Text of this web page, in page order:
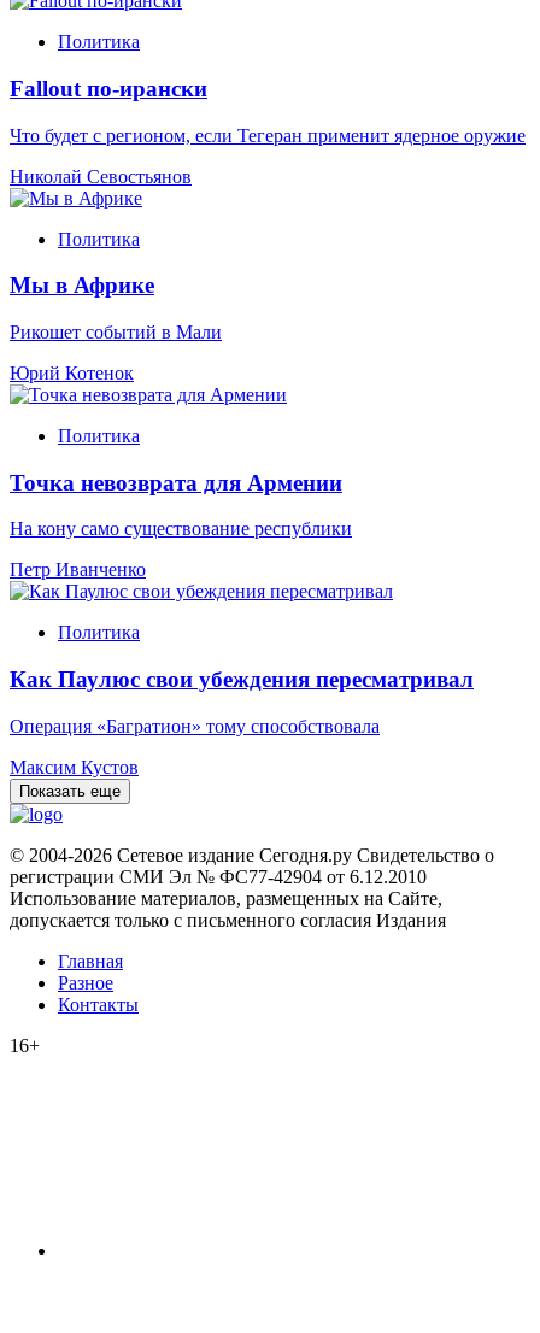
Политика
Fallout по-ирански
Что будет с регионом, если Тегеран применит ядерное оружие
Николай Севостьянов
Политика
Мы в Африке
Рикошет событий в Мали
Юрий Котенок
Политика
Точка невозврата для Армении
На кону само существование республики
Петр Иванченко
Политика
Как Паулюс свои убеждения пересматривал
Операция «Багратион» тому способствовала
Максим Кустов
Показать еще
© 2004-2026 Сетевое издание Сегодня.ру Свидетельство о
регистрации СМИ Эл № ФС77-42904 от 6.12.2010
Использование материалов, размещенных на Сайте,
допускается только с письменного согласия Издания
Главная
Разное
Контакты
16+